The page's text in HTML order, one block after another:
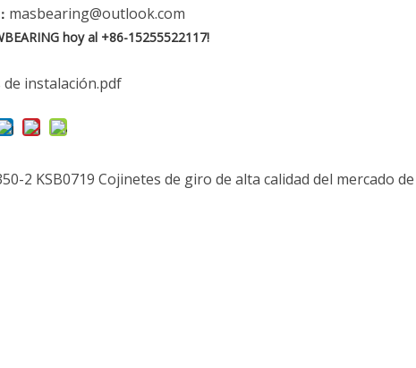
： masbearing@outlook.com
hoy al +86-15255522117!
instalación.pdf
2 KSB0719 Cojinetes de giro de alta calidad del mercado